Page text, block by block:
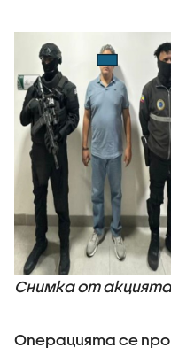
Снимка от
Операцията се